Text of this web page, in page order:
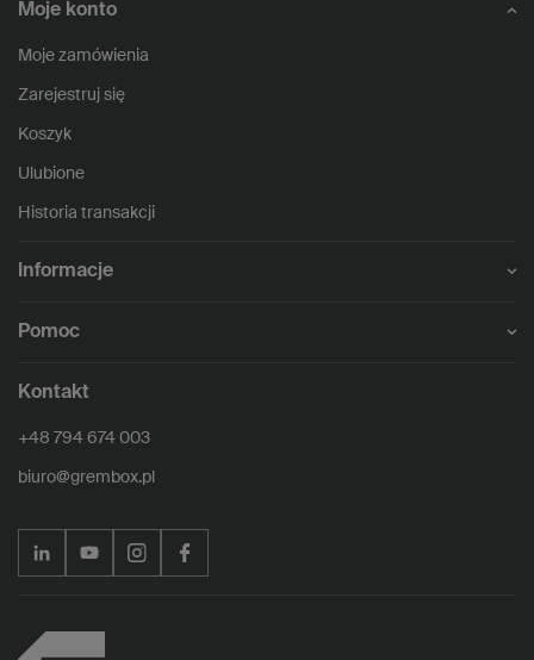
Moje konto
Moje zamówienia
Zarejestruj się
Koszyk
Ulubione
Historia transakcji
Informacje
Pomoc
Kontakt
+48 794 674 003
biuro@grembox.pl